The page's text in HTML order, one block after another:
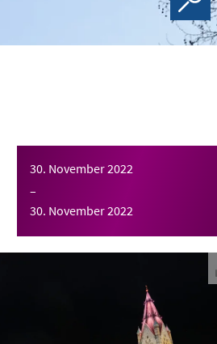
30. November 2022
–
30. November 2022